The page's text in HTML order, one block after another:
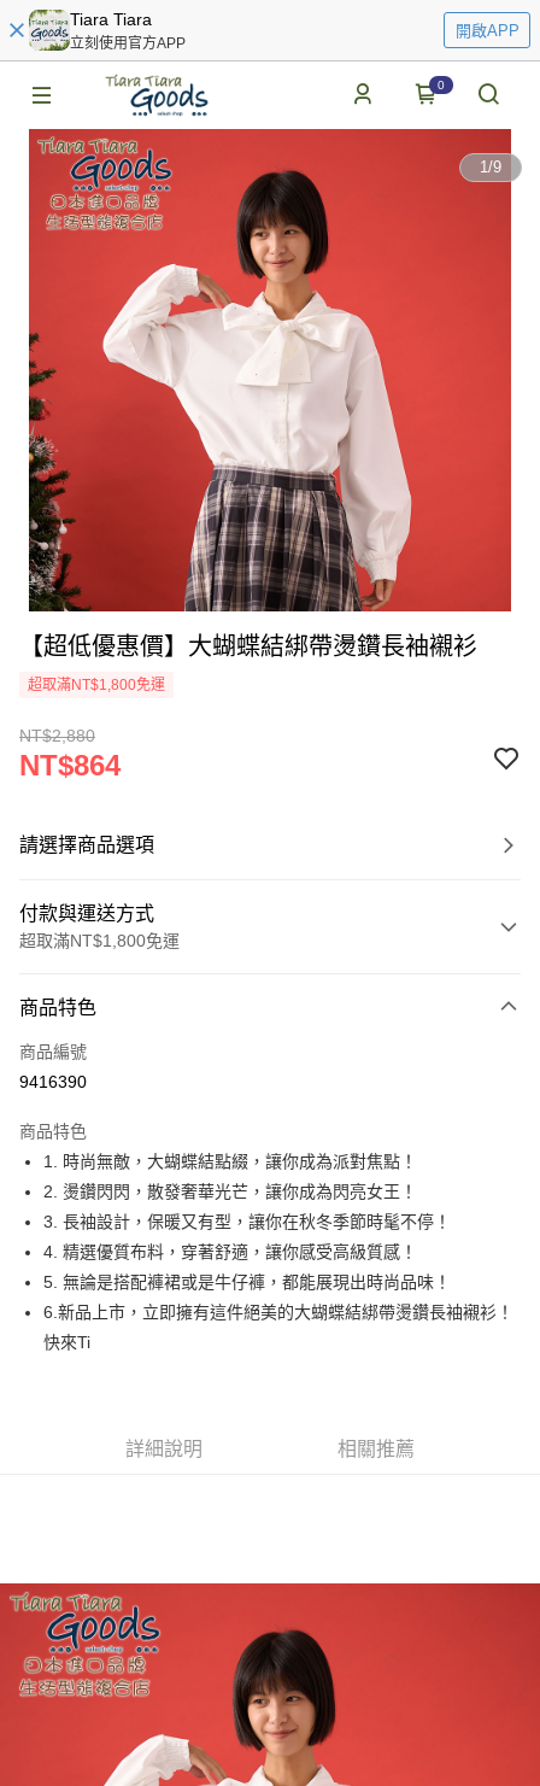
Tiara Tiara
立刻使用官方APP
開啟APP
0
1/9
【超低優惠價】大蝴蝶結綁帶燙鑽長袖襯衫
超取滿NT$1,800免運
NT$2,880
NT$864
請選擇商品選項
付款與運送方式
超取滿NT$1,800免運
信用卡一次付款
超商取貨付款
Apple Pay
街口支付
悠遊付
Google Pay
全盈+PAY
【關於「AFTEE先享後付」】
AFTEE先享後付是「在收到商品之後才付款」的支付方式。 讓您購物簡單
【「AFTEE先享後付」結帳流程】
１．於結帳方式選擇「AFTEE先享後付」後，將跳轉至「AFTEE先享後付」
結帳頁面，進行簡訊認證並確認金額後，即可完成結帳。
２．訂單成立數日內，您將收到繳費通知簡訊。
３．收到繳費通知簡訊後14天內，點擊此簡訊中的連結，可透過四大超商／
ATM／網路銀行／等多元方式進行付款，方視為交易完成。
※ 請注意：結帳手續完成當下不需立刻繳費，但若您需要取消訂單，請聯絡
購買商品的店家。未經商家同意取消之訂單仍視為有效，需透過AFTEE先享
後付繳納相關費用。
※ 交易是否成功請以「AFTEE先享後付 」之結帳頁面顯示為準，若有關於
每筆NT$60，滿NT$1,800(含以上)免運費
付款後全家取貨
每筆NT$60，滿NT$1,800(含以上)免運費
每筆NT$60，滿NT$2,000(含以上)免運費
商品特色
商品編號
9416390
商品特色
1. 時尚無敵，大蝴蝶結點綴，讓你成為派對焦點！
2. 燙鑽閃閃，散發奢華光芒，讓你成為閃亮女王！
3. 長袖設計，保暖又有型，讓你在秋冬季節時髦不停！
4. 精選優質布料，穿著舒適，讓你感受高級質感！
5. 無論是搭配褲裙或是牛仔褲，都能展現出時尚品味！
6.新品上市，立即擁有這件絕美的大蝴蝶結綁帶燙鑽長袖襯衫！
快來Ti
詳細說明 相關推薦